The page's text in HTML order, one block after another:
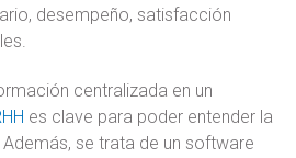
desempeño, satisfacción
centralizada en un
es clave para poder entender la
se trata de un software